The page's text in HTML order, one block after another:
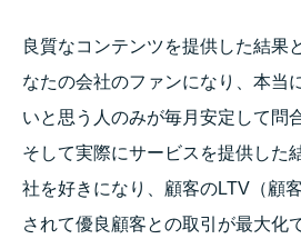
良質なコンテンツを提供した結果
なたの会社のファンになり、 本当
いと思う人のみが毎月安定して問
そして実際にサービスを提供した
社を好きになり、顧客のLTV（顧客
されて優良顧客との取引が最大化